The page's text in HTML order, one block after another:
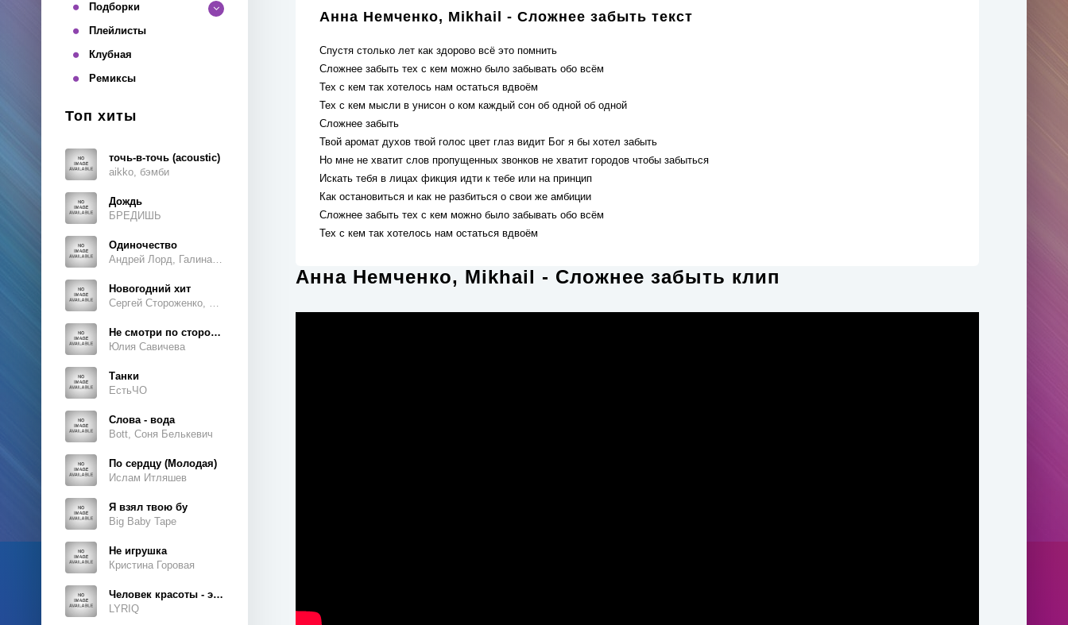
Подборки
Плейлисты
Клубная
Ремиксы
Топ хиты
точь-в-точь (acoustic)
aikko, бэмби
Дождь
БРЕДИШЬ
Одиночество
Новогодний хит
Не смотри по сторонам
Юлия Савичева
Танки
ЕстьЧО
Слова - вода
Bott, Соня Белькевич
По сердцу (Молодая)
Ислам Итляшев
Я взял твою бу
Big Baby Tape
Не игрушка
Кристина Горовая
Человек красоты - это ты, это ты, это ты
LYRIQ
Анна Немченко, Mikhail - Сложнее забыть текст
Спустя столько лет как здорово всё это помнить
Сложнее забыть тех с кем можно было забывать обо всём
Тех с кем так хотелось нам остаться вдвоём
Тех с кем мысли в унисон о ком каждый сон об одной об одной
Сложнее забыть
Твой аромат духов твой голос цвет глаз видит Бог я бы хотел забыть
Но мне не хватит слов пропущенных звонков не хватит городов чтобы забыться
Искать тебя в лицах фикция идти к тебе или на принцип
Как остановиться и как не разбиться о свои же амбиции
Сложнее забыть тех с кем можно было забывать обо всём
Тех с кем так хотелось нам остаться вдвоём
Анна Немченко, Mikhail - Сложнее забыть клип